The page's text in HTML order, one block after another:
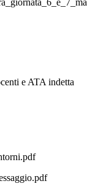
e ATA indetta